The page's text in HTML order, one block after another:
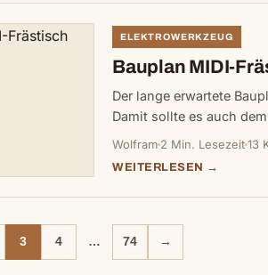
ELEKTROWERKZEUG
Bauplan MIDI-
Der lange erwartete
Damit sollte es auch
Wolfram 2 Min. Lesezeit13
WEITERLESEN →
3 4 … 74 →